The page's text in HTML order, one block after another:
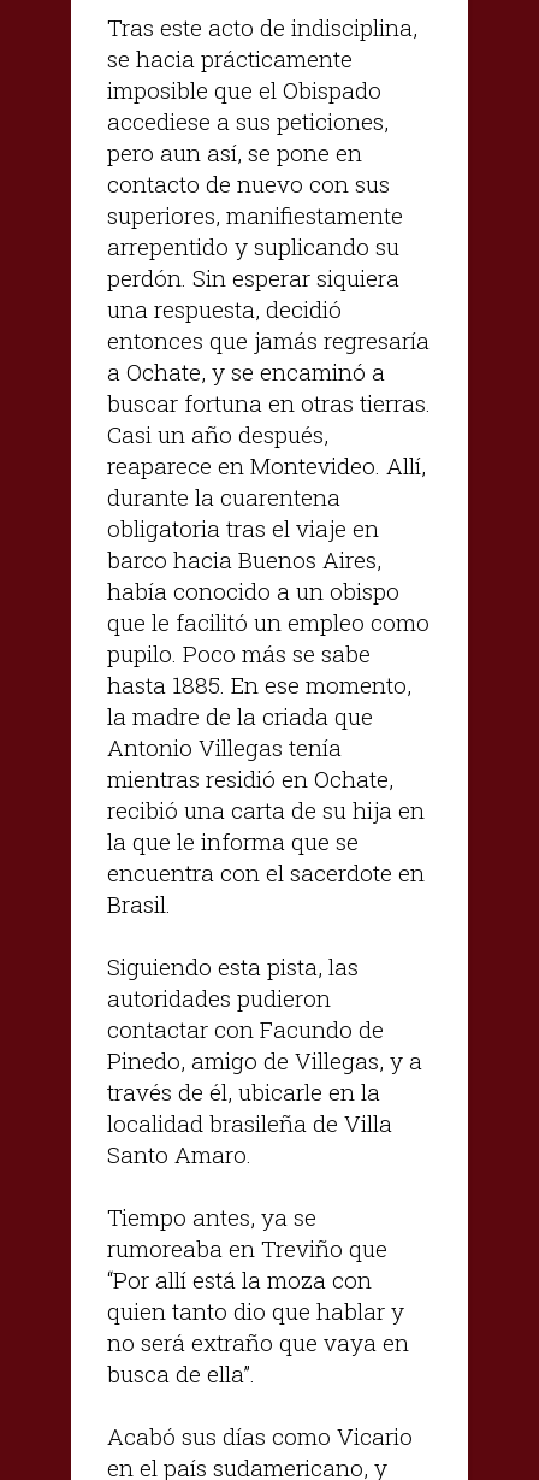
Tras este acto de indisciplina,
se hacia prácticamente
imposible que el Obispado
accediese a sus peticiones,
pero aun así, se pone en
contacto de nuevo con sus
superiores, manifiestamente
arrepentido y suplicando su
perdón. Sin esperar siquiera
una respuesta, decidió
entonces que jamás regresaría
a Ochate, y se encaminó a
buscar fortuna en otras tierras.
Casi un año después,
reaparece en Montevideo. Allí,
durante la cuarentena
obligatoria tras el viaje en
barco hacia Buenos Aires,
había conocido a un obispo
que le facilitó un empleo como
pupilo. Poco más se sabe
hasta 1885. En ese momento,
la madre de la criada que
Antonio Villegas tenía
mientras residió en Ochate,
recibió una carta de su hija en
la que le informa que se
encuentra con el sacerdote en
Brasil.
Siguiendo esta pista, las
autoridades pudieron
contactar con Facundo de
Pinedo, amigo de Villegas, y a
través de él, ubicarle en la
localidad brasileña de Villa
Santo Amaro.
Tiempo antes, ya se
rumoreaba en Treviño que
“Por allí está la moza con
quien tanto dio que hablar y
no será extraño que vaya en
busca de ella”.
Acabó sus días como Vicario
en el país sudamericano, y